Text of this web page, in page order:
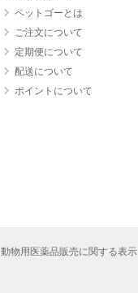
ペットゴーとは
ご注文について
定期便について
配送について
ポイントについて
動物用医薬品販売に関する表示